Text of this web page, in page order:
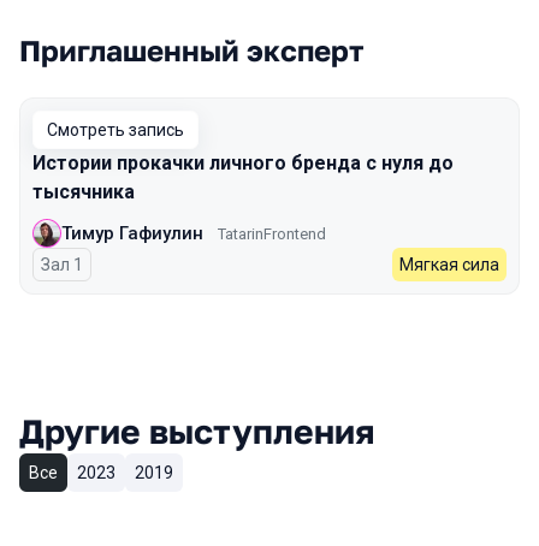
Приглашенный эксперт
Смотреть запись
Истории прокачки личного бренда с нуля до
тысячника
Тимур Гафиулин TatarinFrontend
Зал 1 Мягкая сила
Другие выступления
Все 2023 2019